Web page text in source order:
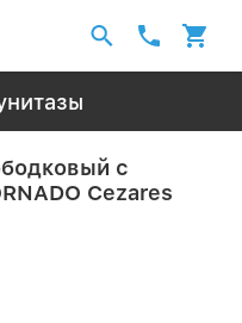
с
Cezares